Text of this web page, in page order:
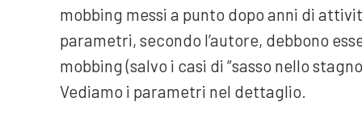
mobbing messi a punto dopo anni di
parametri, secondo l’autore, debbono
mobbing (salvo i casi di “sasso nello
Vediamo i parametri nel dettaglio.